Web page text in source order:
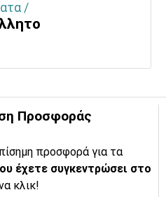
/
Προσφοράς
προσφορά για τα
έχετε συγκεντρώσει στο
κλικ!